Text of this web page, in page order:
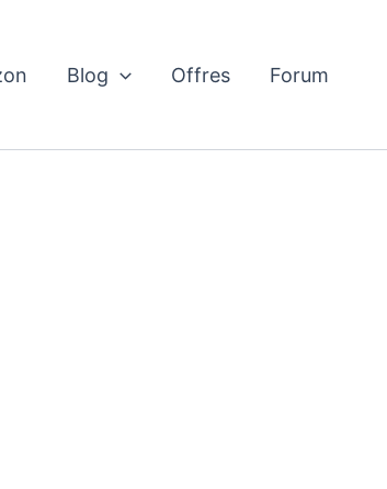
Blog Offres Forum